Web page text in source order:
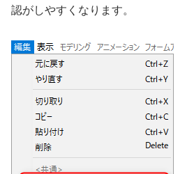
認がしやすくなります。